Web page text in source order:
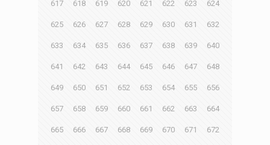
617 618 619 620 621 622 623 624
625 626 627 628 629 630 631 632
633 634 635 636 637 638 639 640
641 642 643 644 645 646 647 648
649 650 651 652 653 654 655 656
657 658 659 660 661 662 663 664
665 666 667 668 669 670 671 672